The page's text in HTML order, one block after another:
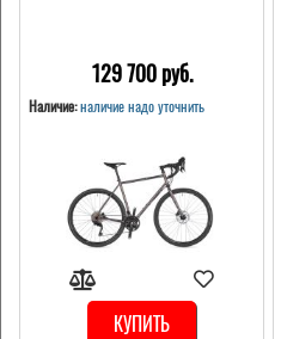
129 700 pуб.
Наличие:наличие надо уточнить
КУПИТЬ